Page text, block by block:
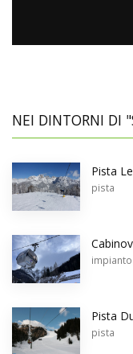
NEI DINTORNI DI
Pista
pista
impianto
Pista
pista